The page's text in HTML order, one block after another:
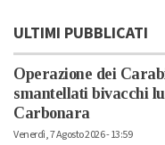
ULTIMI PUBBLICATI
Operazione dei
smantellati bivacchi
Carbonara
Venerdì, 7 Agosto 2026 - 13:59